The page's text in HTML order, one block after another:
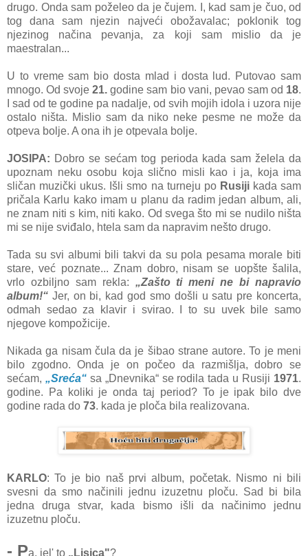
drugo. Onda sam poželeo da je čujem. I, kad sam je čuo, od
tog dana sam njezin najveći obožavalac; poklonik tog
njezinog načina pevanja, za koji sam mislio da je
maestralan...
U to vreme sam bio dosta mlad i dosta lud. Putovao sam
mnogo. Od svoje21. godine sam bio vani, pevao sam od 18.
I sad od te godine pa nadalje, od svih mojih idola i uzora nije
ostalo ništa. Mislio sam da niko neke pesme ne može da
otpeva bolje. A ona ih je otpevala bolje.
JOSIPA: Dobro se sećam tog perioda kada sam želela da
upoznam neku osobu koja slično misli kao i ja, koja ima
sličan muzički ukus. Išli smo na turneju po Rusijikada sam
pričala Karlu kako imam u planu da radim jedan album, ali,
ne znam niti s kim, niti kako. Od svega što mi se nudilo ništa
mi se nije sviđalo, htela sam da napravim nešto drugo.
Tada su svi albumi bili takvi da su pola pesama morale biti
stare, već poznate... Znam dobro, nisam se uopšte šalila,
vrlo ozbiljno sam rekla: „Zašto ti meni ne bi napravio
album!“ Jer, on bi, kad god smo došli u satu pre koncerta,
odmah sedao za klavir i svirao. I to su uvek bile samo
njegove kompožicije.
Nikada ga nisam čula da je šibao strane autore. To je meni
bilo zgodno. Onda je on počeo da razmišlja, dobro se
sećam, „Sreća“sa „Dnevnika“ se rodila tada u Rusiji 1971.
godine. Pa koliki je onda taj period? To je ipak bilo dve
godine rada do 73. kada je ploča bila realizovana.
KARLO: To je bio naš prvi album, početak. Nismo ni bili
svesni da smo načinili jednu izuzetnu ploču. Sad bi bila
jedna druga stvar, kada bismo išli da načinimo jednu
izuzetnu ploču.
- Pa, jel' to „Lisica"?